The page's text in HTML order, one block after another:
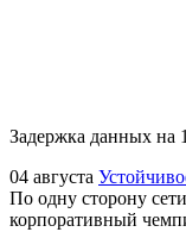
Задержка данных на
04 августа
По одну сторону
корпоративный